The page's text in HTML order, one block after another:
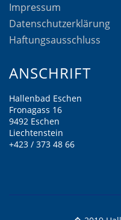
Impressum
Datenschutzerklärung
Haftungsausschluss
ANSCHRIFT
Hallenbad Eschen
Fronagass 16
9492 Eschen
Liechtenstein
+423 / 373 48 66